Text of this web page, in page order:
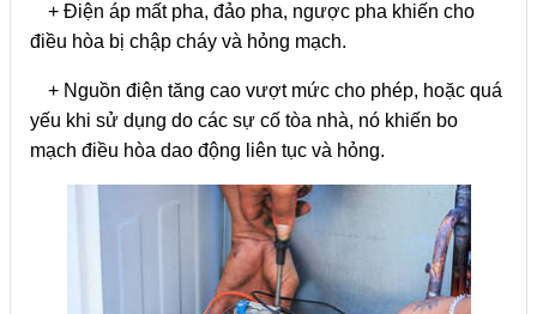
+ Điện áp mất pha, đảo pha, ngược pha khiến cho
điều hòa bị chập cháy và hỏng mạch.
+ Nguồn điện tăng cao vượt mức cho phép, hoặc quá
yếu khi sử dụng do các sự cố tòa nhà, nó khiến bo
mạch điều hòa dao động liên tục và hỏng.